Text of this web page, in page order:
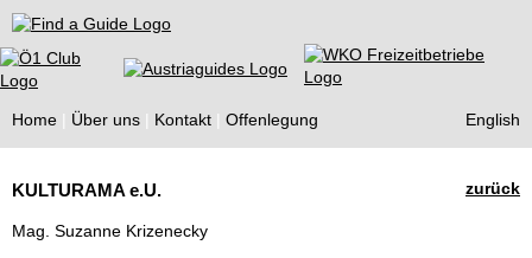
Find a Guide
Home Über uns Kontakt Offenlegung English
Guides
zurück
KULTURAMA e.U.
Mag. Suzanne Krizenecky